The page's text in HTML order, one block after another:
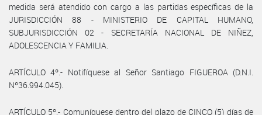
medida será atendido con cargo a las partidas específicas de la
JURISDICCIÓN 88 - MINISTERIO DE CAPITAL HUMANO,
SUBJURISDICCIÓN 02 - SECRETARÍA NACIONAL DE NIÑEZ,
ADOLESCENCIA Y FAMILIA.
ARTÍCULO 4º.- Notifíquese al Señor Santiago FIGUEROA (D.N.I.
Nº36.994.045).
ARTÍCULO 5º.- Comuníquese dentro del plazo de CINCO (5) días de